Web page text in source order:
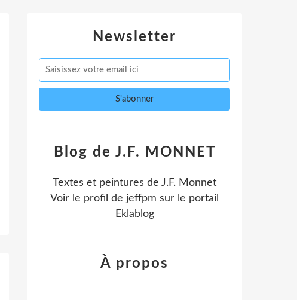
Newsletter
Blog de J.F. MONNET
Textes et peintures de J.F. Monnet
Voir le profil de jeffpm sur le portail
Eklablog
À propos